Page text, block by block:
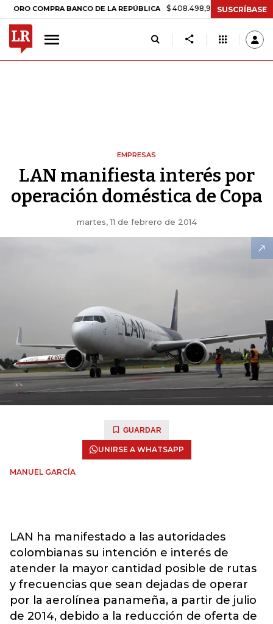
COMPRA BANCO DE LA REPÚBLICA $ 408.498,97 +$ 8.753,81 +2,19%
SUSCRÍBASE
EMPRESAS
LAN manifiesta interés por
operación doméstica de Copa
martes, 11 de febrero de 2014
GUARDAR
UNIRSE A WHATSAPP
MANUEL GARCÍA
LAN ha manifestado a las autoridades
colombianas su intención e interés de
atender la mayor cantidad posible de rutas
y frecuencias que sean dejadas de operar
por la aerolínea panameña, a partir de julio
de 2014, debido a la reducción de oferta de